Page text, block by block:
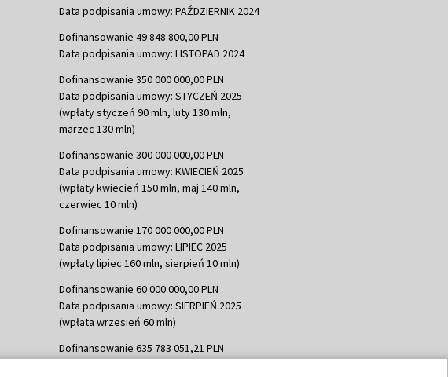
Data podpisania umowy: PAŹDZIERNIK 2024
Dofinansowanie 49 848 800,00 PLN
Data podpisania umowy: LISTOPAD 2024
Dofinansowanie 350 000 000,00 PLN
Data podpisania umowy: STYCZEŃ 2025
(wpłaty styczeń 90 mln, luty 130 mln,
marzec 130 mln)
Dofinansowanie 300 000 000,00 PLN
Data podpisania umowy: KWIECIEŃ 2025
(wpłaty kwiecień 150 mln, maj 140 mln,
czerwiec 10 mln)
Dofinansowanie 170 000 000,00 PLN
Data podpisania umowy: LIPIEC 2025
(wpłaty lipiec 160 mln, sierpień 10 mln)
Dofinansowanie 60 000 000,00 PLN
Data podpisania umowy: SIERPIEŃ 2025
(wpłata wrzesień 60 mln)
Dofinansowanie 635 783 051,21 PLN